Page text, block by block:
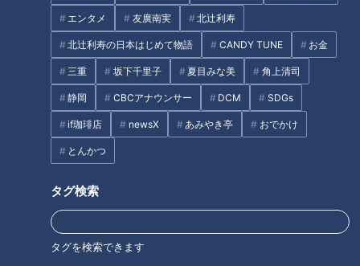
エンタメ 友廣南実 北辻利寿
北辻利寿の日本はじめて物語 CANDY TUNE お金
三重 坂下千里子 夏目みな美 角上清司
静岡 CBCアナウンサー DCM SDGs
if珈琲店 newsX あみやき亭 おでかけ
とんかつ
タグ検索
タグを検索できます
CBCテレビ『チャント！』マヂ学校に向かいます
まずは『ラン＆パス』。「ラグビーは前方向にパスをしてはい
走りながらパス回し。真横や少し後方にパスする動きを「やっ
たことない動き」と、初めての体験をしました。続いて『3対
2』。部員3人のオフェンスとマヂラブ2人のディフェンスでの
対戦です。2回やってもマヂラブがボールを奪うことができ